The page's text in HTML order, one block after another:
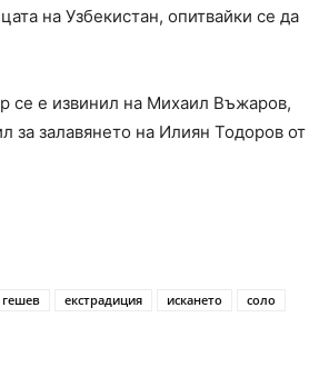
на Узбекистан, опитвайки се да
се е извинил на Михаил Въжаров,
за залавянето на Илиян Тодоров от
гешев екстрадиция искането
соло